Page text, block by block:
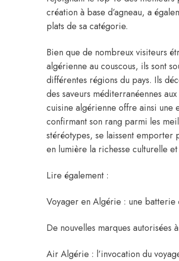
création à base d’agneau, a
plats de sa catégorie.
Bien que de nombreux visiteurs
algérienne au couscous, ils sont
différentes régions du pays. Ils
des saveurs méditerranéennes
cuisine algérienne offre ainsi une
confirmant son rang parmi les
stéréotypes, se laissent emporter
en lumière la richesse culturelle
Lire également :
Voyager en Algérie : une
De nouvelles marques autorisées
Air Algérie : l’invocation du